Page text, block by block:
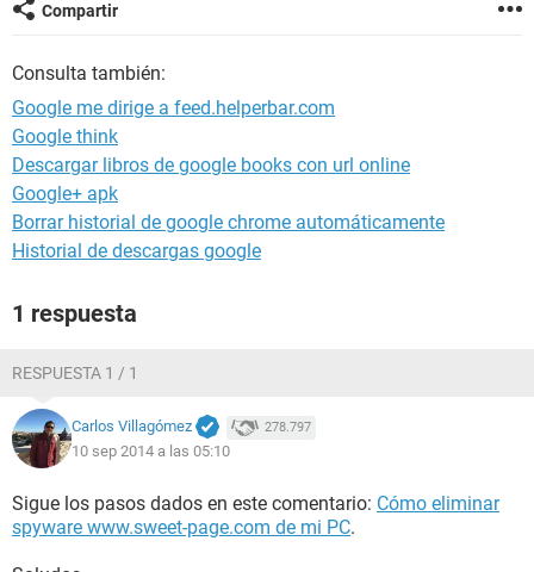
Compartir
Consulta también:
Google me dirige a feed.helperbar.com
Google think
Descargar libros de google books con url online
Google+ apk
Borrar historial de google chrome automáticamente
Historial de descargas google
1 respuesta
RESPUESTA 1 / 1
Carlos Villagómez 278.797
10 sep 2014 a las 05:10
Sigue los pasos dados en este comentario: Cómo eliminar
spyware www.sweet-page.com de mi PC.